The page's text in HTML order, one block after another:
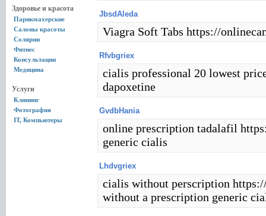
Здоровье и красота
Парикмахерские
Салоны красоты
Солярии
Фитнес
Консультации
Медицина
Услуги
Клининг
Фотография
IT, Компьютеры
JbsdAleda
Viagra Soft Tabs https://
Rfvbgriex
cialis professional 20 lowest
dapoxetine
GvdbHania
online prescription tadalafil
generic cialis
Lhdvgriex
cialis without perscription
without a prescription generic